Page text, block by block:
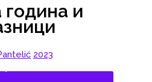
и
2023